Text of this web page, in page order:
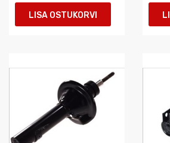
LISA OSTUKORVI